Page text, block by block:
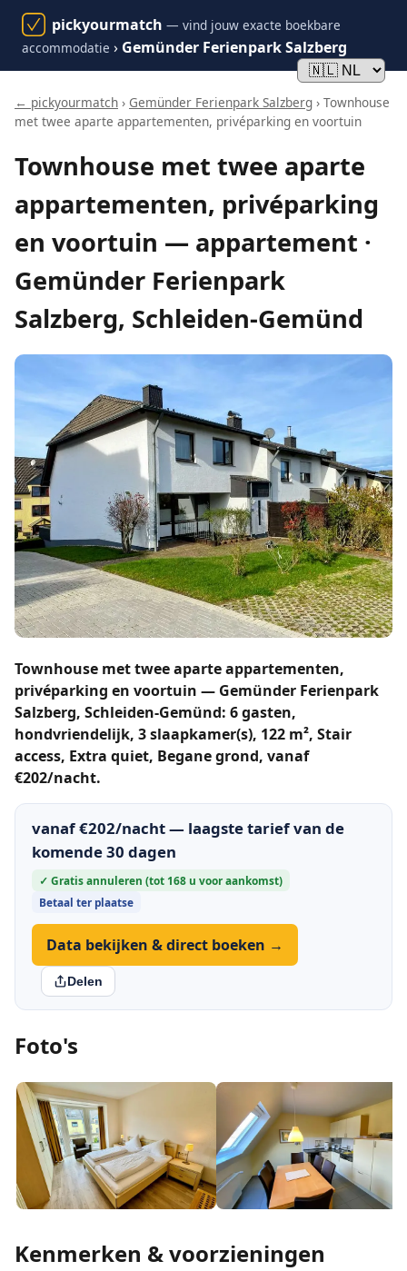
pickyourmatch — vind jouw exacte boekbare
accommodatie › Gemünder Ferienpark Salzberg
← pickyourmatch › Gemünder Ferienpark Salzberg › Townhouse
met twee aparte appartementen, privéparking en voortuin
Townhouse met twee aparte
appartementen, privéparking
en voortuin — appartement ·
Gemünder Ferienpark
Salzberg, Schleiden-Gemünd
Townhouse met twee aparte appartementen,
privéparking en voortuin — Gemünder Ferienpark
Salzberg, Schleiden-Gemünd: 6 gasten,
hondvriendelijk, 3 slaapkamer(s), 122 m², Stair
access, Extra quiet, Begane grond, vanaf
€202/nacht.
vanaf €202/nacht — laagste tarief van de
komende 30 dagen
✓ Gratis annuleren (tot 168 u voor aankomst)
Betaal ter plaatse
Data bekijken & direct boeken →
Delen
Foto's
Kenmerken & voorzieningen